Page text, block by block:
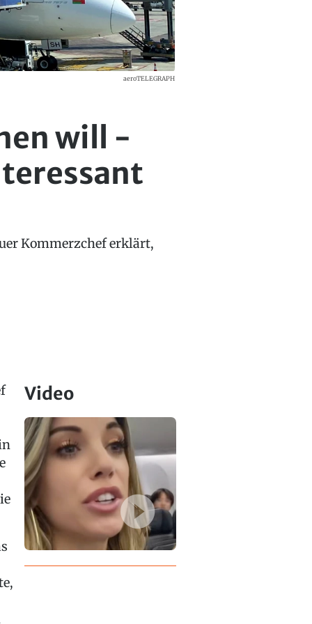
aeroTELEGRAPH
will -
Kommerzchef erklärt,
Video